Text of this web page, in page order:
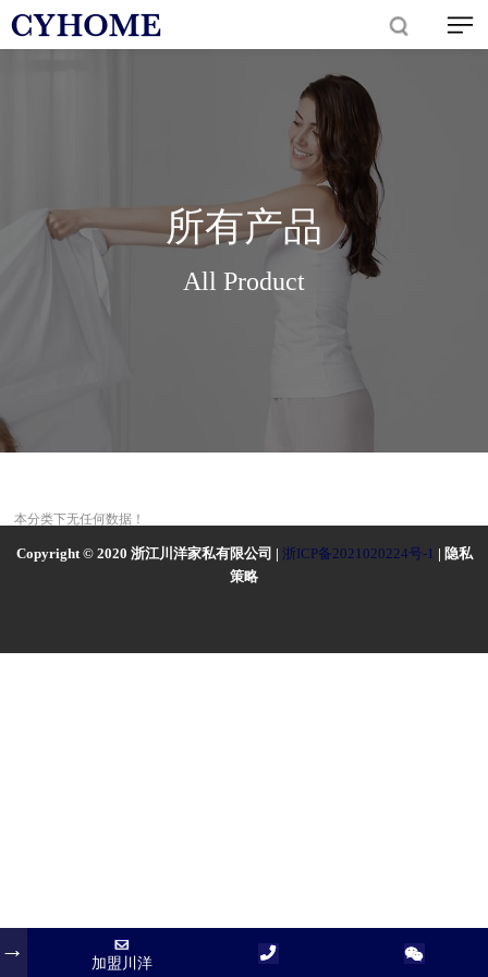
所有产品
All Product
本分类下无任何数据！
Copyright © 2020 浙江川洋家私有限公司 | 浙ICP备2021020224号-1 | 隐私
策略
加盟川洋
加盟川洋